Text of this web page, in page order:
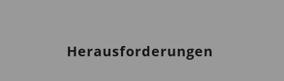
Herausforderungen